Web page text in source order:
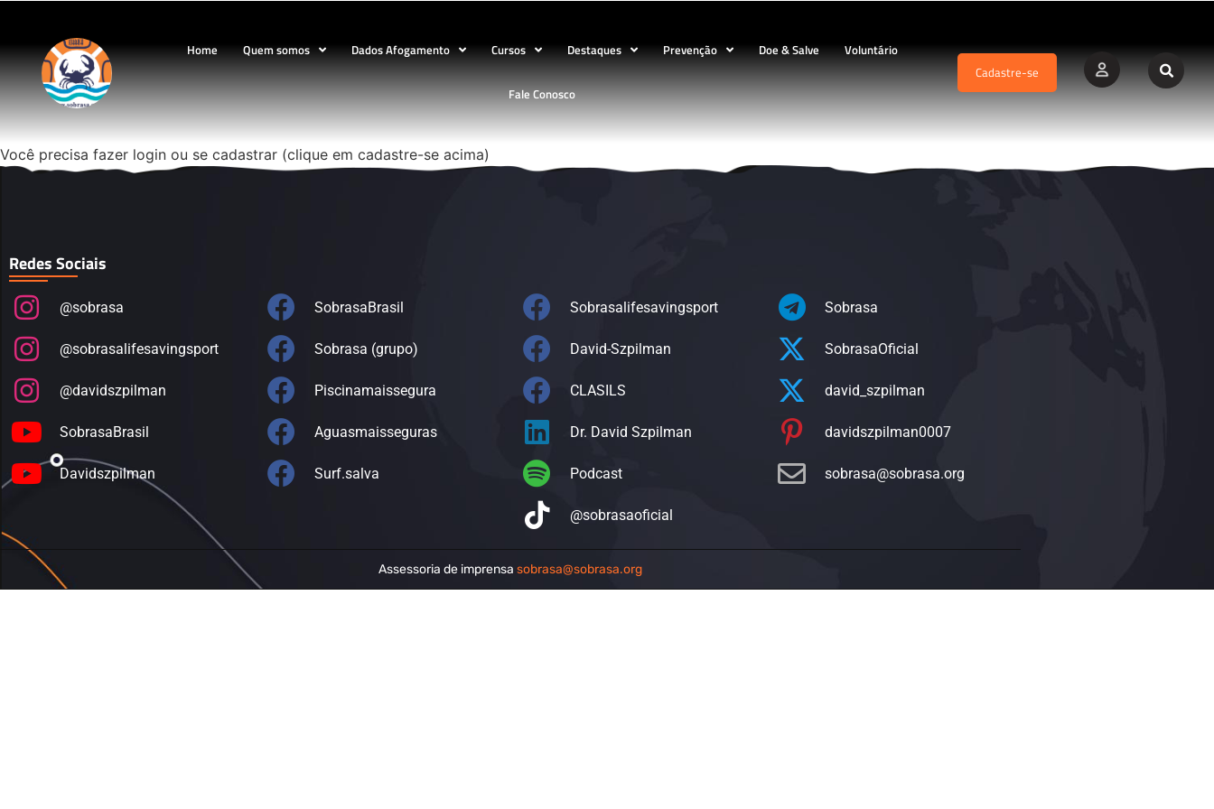
Home Quem somos Dados Afogamento Cursos Destaques Prevenção Doe & Salve Voluntário
Fale Conosco
Cadastre-se
Você precisa fazer login ou se cadastrar (clique em cadastre-se acima)
Redes Sociais
@sobrasa
@sobrasalifesavingsport
@davidszpilman
SobrasaBrasil
Davidszpilman
SobrasaBrasil
Sobrasa (grupo)
Piscinamaissegura
Aguasmaisseguras
Surf.salva
Sobrasalifesavingsport
David-Szpilman
CLASILS
Dr. David Szpilman
Podcast
@sobrasaoficial
Sobrasa
SobrasaOficial
david_szpilman
davidszpilman0007
sobrasa@sobrasa.org
Assessoria de imprensa sobrasa@sobrasa.org